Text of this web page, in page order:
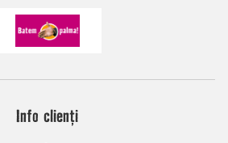
Info clienți